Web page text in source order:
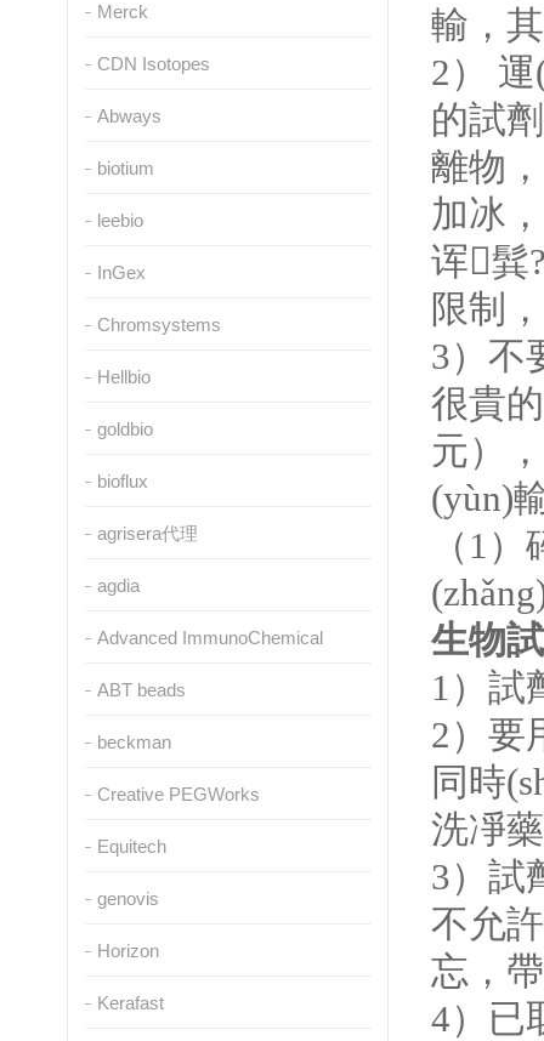
Merck
CDN Isotopes
Abways
biotium
leebio
InGex
Chromsystems
Hellbio
goldbio
bioflux
agrisera代理
agdia
Advanced ImmunoChemical
ABT beads
beckman
Creative PEGWorks
Equitech
genovis
Horizon
Kerafast
輸，
2 ）
的試
離物
加冰
诨髸
限制
3）不
很貴的
元）
(yùn)
（ 1 ）
生物
1 ）試
2 ）要
同時
洗凈藥
3）試
不允
忘，
4）已